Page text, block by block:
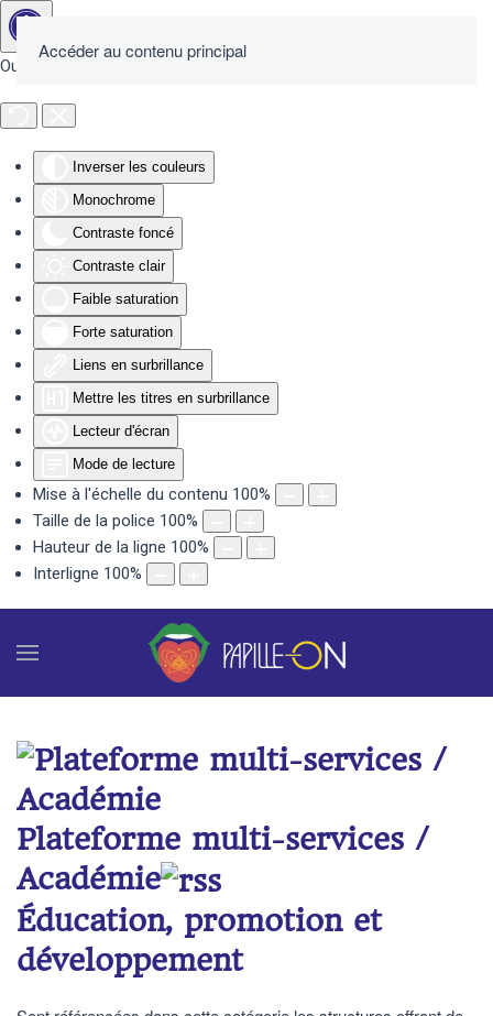
Outils d'accessibilité
Inverser les couleurs
Monochrome
Contraste foncé
Contraste clair
Faible saturation
Forte saturation
Liens en surbrillance
Mettre les titres en surbrillance
Lecteur d'écran
Mode de lecture
Mise à l'échelle du contenu 100%
Taille de la police 100%
Hauteur de la ligne 100%
Interligne 100%
Accéder au contenu principal
Plateforme multi-services /
Académie
Éducation, promotion et
développement